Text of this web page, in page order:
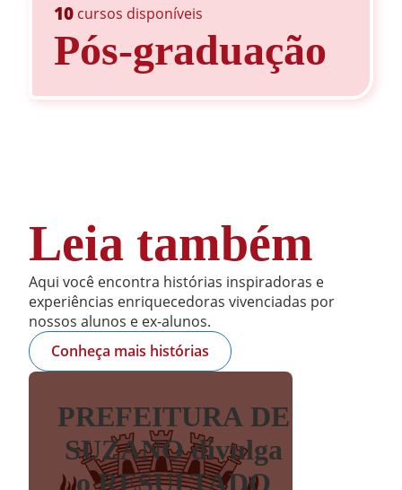
10 cursos disponíveis
Pós-graduação
Leia também
Aqui você encontra histórias inspiradoras e
experiências enriquecedoras vivenciadas por
nossos alunos e ex-alunos.
Conheça mais histórias
PREFEITURA DE
SUZANO divulga
o RESULTADO